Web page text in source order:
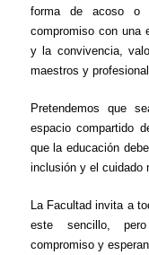
forma de acoso o
compromiso con una
y la convivencia,
maestros y
Pretendemos que
espacio compartido
que la educación
inclusión y el cuidado
La Facultad invita a
este sencillo,
compromiso y